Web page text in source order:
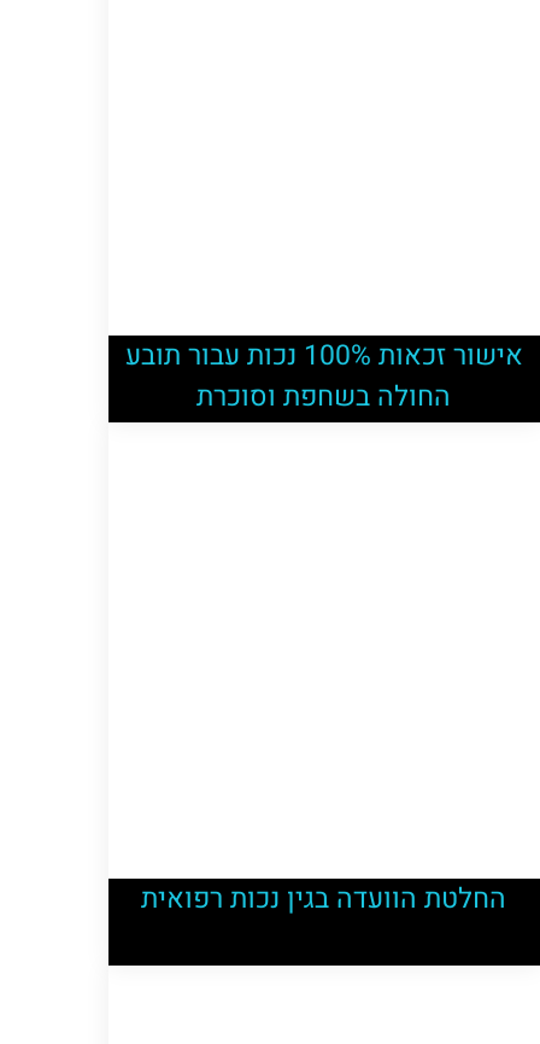
אישור זכאות 100% נכות עבור תובע
החולה בשחפת וסוכרת
החלטת הוועדה בגין נכות רפואית